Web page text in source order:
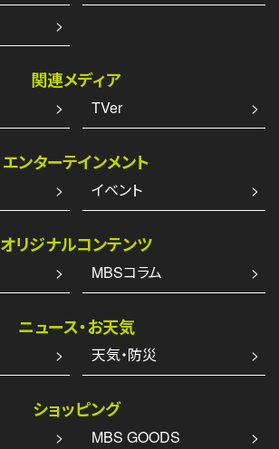
関連メディア
TVer
エンターテインメント
イベント
オリジナルコンテンツ
MBSコラム
ニュース・お天気
天気・防災
ショッピング
MBS GOODS